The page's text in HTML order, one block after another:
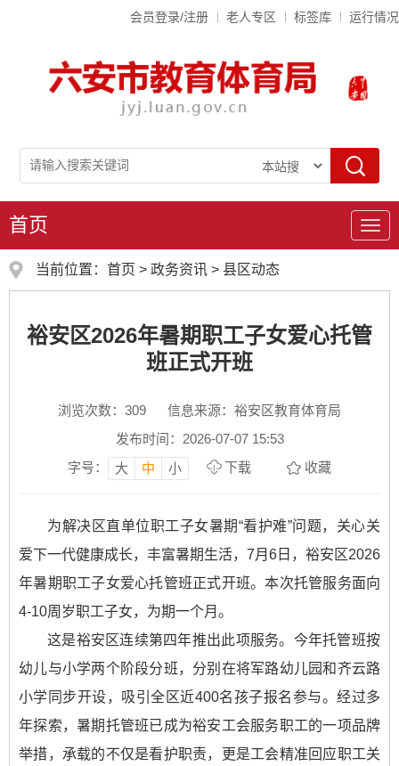
会员登录/注册 老人专区 标签库 运行情况
导
首页
当前位置： 首页 > 政务资讯 > 县区动态
裕安区2026年暑期职工子女爱心托管
班正式开班
浏览次数： 309
信息来源：裕安区教育体育局
发布时间：2026-07-07 15:53
字号：
大 中 小 下载 收藏
为解决区直单位职工子女暑期“看护难”问题，关心关
爱下一代健康成长，丰富暑期生活，7月6日，裕安区2026
年暑期职工子女爱心托管班正式开班。本次托管服务面向
4-10周岁职工子女，为期一个月。
这是裕安区连续第四年推出此项服务。今年托管班按
幼儿与小学两个阶段分班，分别在将军路幼儿园和齐云路
小学同步开设，吸引全区近400名孩子报名参与。经过多
年探索，暑期托管班已成为裕安工会服务职工的一项品牌
举措，承载的不仅是看护职责，更是工会精准回应职工关